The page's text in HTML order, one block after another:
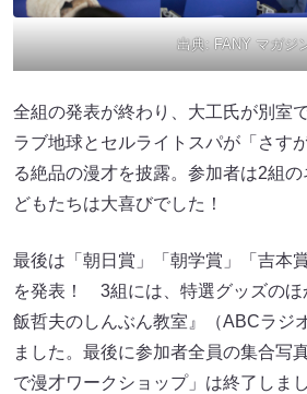
出典: FANY マガジ
全組の発表が終わり、大工氏が別室
ラブ地球とセルライトスパが「さす
る絶品の漫才を披露。参加者は2組
どもたちは大喜びでした！
最後は「朝日賞」「朝学賞」「吉本
を発表！ 3組には、特選グッズのほ
飯哲夫のしんぶん教室』（ABCラジ
ました。最後に参加者全員の集合写
で漫才ワークショップ」は終了しまし